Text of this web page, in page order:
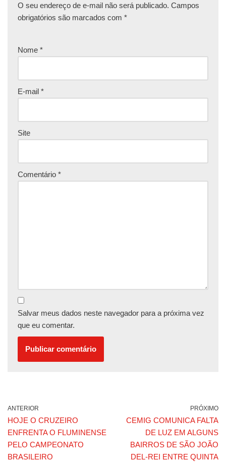
O seu endereço de e-mail não será publicado. Campos
obrigatórios são marcados com *
Nome *
E-mail *
Site
Comentário *
Salvar meus dados neste navegador para a próxima vez
que eu comentar.
ANTERIOR
HOJE O CRUZEIRO
ENFRENTA O FLUMINENSE
PELO CAMPEONATO
BRASILEIRO
PRÓXIMO
CEMIG COMUNICA FALTA
DE LUZ EM ALGUNS
BAIRROS DE SÃO JOÃO
DEL-REI ENTRE QUINTA